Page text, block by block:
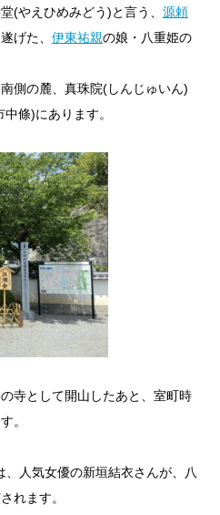
(やえひめみどう)と言う、 源頼
げた、 伊東祐親の娘・八重姫の
側の麓、真珠院(しんじゅいん)
中條)にあります。
寺として開山したあと、室町時
。
、人気女優の新垣結衣さんが、八
れます。